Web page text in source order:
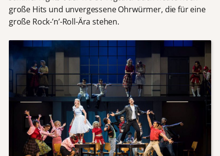
große Hits und unvergessene Ohrwürmer, die für eine
große Rock-’n’-Roll-Ära stehen.